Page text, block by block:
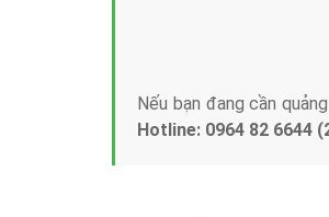
Nếu bạn đang cần
Hotline: 0964 82 6644